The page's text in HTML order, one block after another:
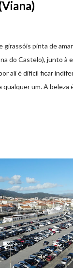
girassóis pinta de
do Castelo), junto à
ali é difícil ficar
um. A beleza
cenário para tirar